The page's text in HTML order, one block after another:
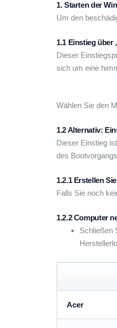
1. Starten der
Um den
1.1 Einstieg über
Dieser
sich um eine
Wählen Sie den
1.2 Alternativ:
Dieser Einstieg
des
1.2.1 Erstellen
Falls Sie noch
1.2.2 Computer
Schließen
Acer